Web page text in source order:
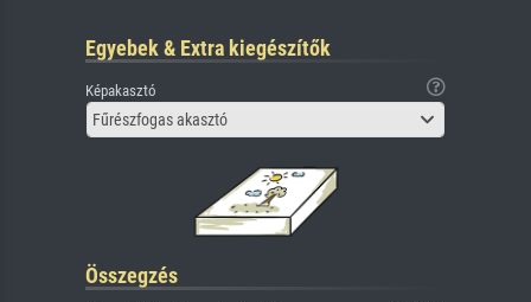
Egyebek & Extra kiegészítők
Képakasztó
Fűrészfogas akasztó
Összegzés